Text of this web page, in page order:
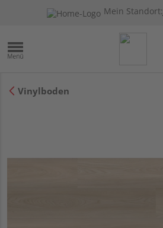
Mein Standort:
Vinylboden